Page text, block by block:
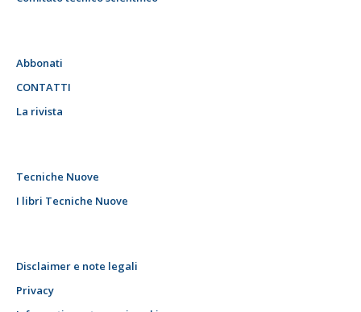
Abbonati
CONTATTI
La rivista
Tecniche Nuove
I libri Tecniche Nuove
Disclaimer e note legali
Privacy